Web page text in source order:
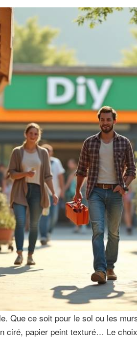
Que ce soit pour le sol ou les
ciré, papier peint texturé… Le